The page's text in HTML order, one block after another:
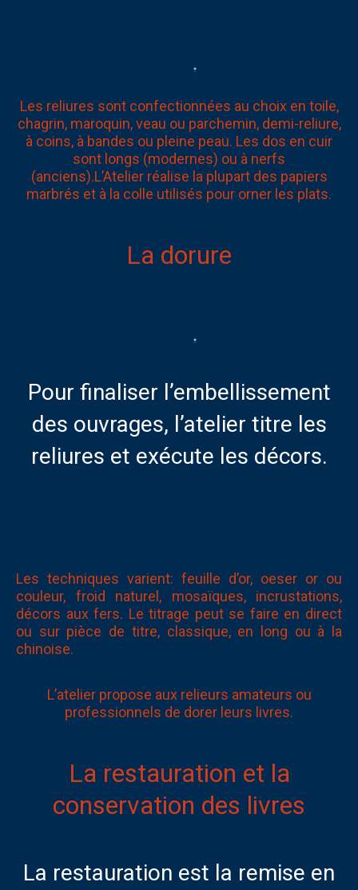
Les reliures sont confectionnées au choix en toile,
chagrin, maroquin, veau ou parchemin, demi-reliure,
à coins, à bandes ou pleine peau. Les dos en cuir
sont longs (modernes) ou à nerfs
(anciens).L’Atelier réalise la plupart des papiers
marbrés et à la colle utilisés pour orner les plats.
La dorure
Pour finaliser l’embellissement
des ouvrages, l’atelier titre les
reliures et exécute les décors.
Les techniques varient: feuille d’or, oeser or ou
couleur, froid naturel, mosaïques, incrustations,
décors aux fers. Le titrage peut se faire en direct
ou sur pièce de titre, classique, en long ou à la
chinoise.
L’atelier propose aux relieurs amateurs ou
professionnels de dorer leurs livres.
La restauration et la
conservation des livres
La restauration est la remise en